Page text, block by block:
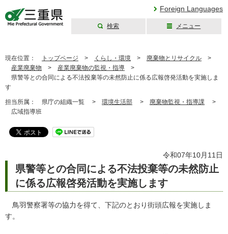
Foreign Languages
検索 メニュー
現在位置： トップページ > くらし・環境 > 廃棄物とリサイクル >
産業廃棄物 > 産業廃棄物の監視・指導 >
県警等との合同による不法投棄等の未然防止に係る広報啓発活動を実施しま
す
担当所属： 県庁の組織一覧 > 環境生活部 > 廃棄物監視・指導課 >
広域指導班
令和07年10月11日
県警等との合同による不法投棄等の未然防止
に係る広報啓発活動を実施します
鳥羽警察署等の協力を得て、下記のとおり街頭広報を実施しま
す。